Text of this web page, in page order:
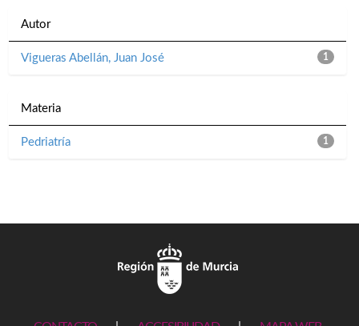
Autor
1
Vigueras Abellán, Juan José
Materia
1
Pedriatría